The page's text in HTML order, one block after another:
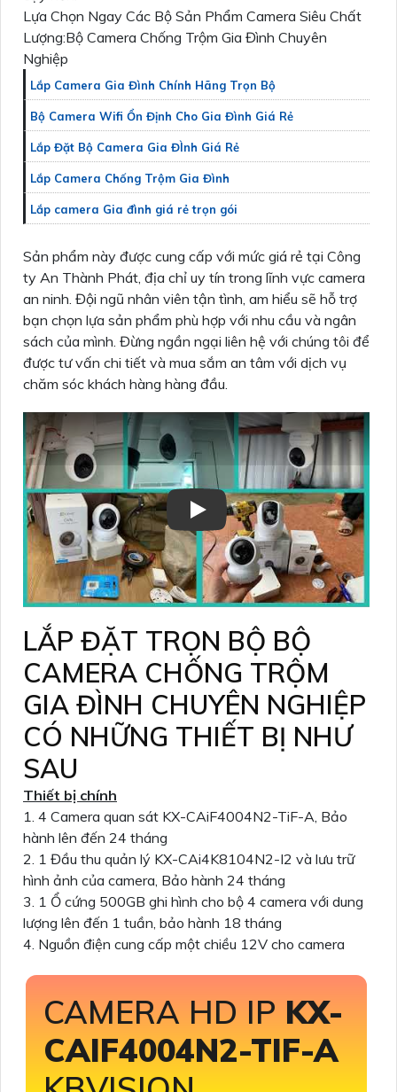
Lựa Chọn Ngay Các Bộ Sản Phẩm Camera Siêu Chất
Lượng:Bộ Camera Chống Trộm Gia Đình Chuyên
Nghiệp
Lắp Camera Gia Đình Chính Hãng Trọn Bộ
Bộ Camera Wifi Ổn Định Cho Gia Đình Giá Rẻ
Lắp Đặt Bộ Camera Gia ĐÌnh Giá Rẻ
Lắp Camera Chống Trộm Gia Đình
Lắp camera Gia đình giá rẻ trọn gói
Sản phẩm này được cung cấp với mức giá rẻ tại Công
ty An Thành Phát, địa chỉ uy tín trong lĩnh vực camera
an ninh. Đội ngũ nhân viên tận tình, am hiểu sẽ hỗ trợ
bạn chọn lựa sản phẩm phù hợp với nhu cầu và ngân
sách của mình. Đừng ngần ngại liên hệ với chúng tôi để
được tư vấn chi tiết và mua sắm an tâm với dịch vụ
chăm sóc khách hàng hàng đầu.
LẮP ĐẶT TRỌN BỘ BỘ
CAMERA CHỐNG TRỘM
GIA ĐÌNH CHUYÊN NGHIỆP
CÓ NHỮNG THIẾT BỊ NHƯ
SAU
Thiết bị chính
1. 4 Camera quan sát KX-CAiF4004N2-TiF-A, Bảo
hành lên đến 24 tháng
2. 1 Đầu thu quản lý KX-CAi4K8104N2-I2 và lưu trữ
hình ảnh của camera, Bảo hành 24 tháng
3. 1 Ổ cứng 500GB ghi hình cho bộ 4 camera với dung
lượng lên đến 1 tuần, bảo hành 18 tháng
4. Nguồn điện cung cấp một chiều 12V cho camera
CAMERA HD IP KX-
CAIF4004N2-TIF-A